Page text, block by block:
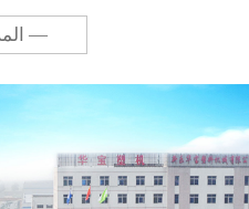
والخط التصفيح
— المزيد —